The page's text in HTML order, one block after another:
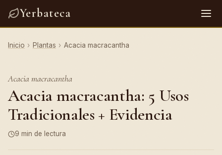
Yerbateca
Inicio › Plantas › Acacia macracantha
Acacia macracantha
Acacia macracantha: 5 Usos
Tradicionales + Evidencia
9 min de lectura